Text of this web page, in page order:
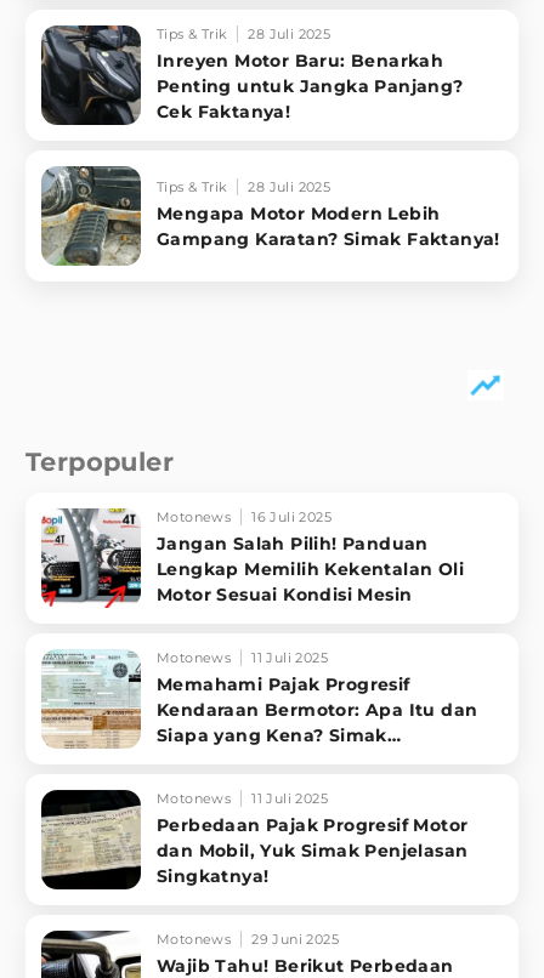
Tips & Trik 28 Juli 2025
Inreyen Motor Baru: Benarkah
Penting untuk Jangka Panjang?
Cek Faktanya!
Tips & Trik 28 Juli 2025
Mengapa Motor Modern Lebih
Gampang Karatan? Simak Faktanya!
Terpopuler
Motonews 16 Juli 2025
Jangan Salah Pilih! Panduan
Lengkap Memilih Kekentalan Oli
Motor Sesuai Kondisi Mesin
Motonews 11 Juli 2025
Memahami Pajak Progresif
Kendaraan Bermotor: Apa Itu dan
Siapa yang Kena? Simak
Motonews 11 Juli 2025
Perbedaan Pajak Progresif Motor
dan Mobil, Yuk Simak Penjelasan
Singkatnya!
Motonews 29 Juni 2025
Wajib Tahu! Berikut Perbedaan